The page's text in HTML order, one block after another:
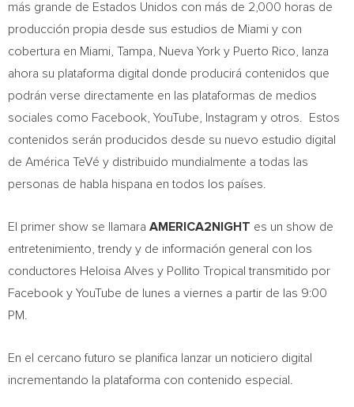
más grande de Estados Unidos con más de 2,000 horas de
producción propia desde sus estudios de Miami y con
cobertura en Miami Tampa Nueva York y Puerto Rico , lanza
ahora su plataforma digital donde producirá contenidos que
podrán verse directamente en las plataformas de medios
sociales como Facebook, YouTube, Instagram y otros. Estos
contenidos serán producidos desde su nuevo estudio digital
de América TeVé y distribuido mundialmente a todas las
personas de habla hispana en todos los países.
El primer show se llamara AMERICA2NIGHT es un show de
entretenimiento, trendy y de información general con los
conductores Heloisa Alves y Pollito Tropical transmitido por
Facebook y YouTube de lunes a viernes a partir de las 9:00
PM
En el cercano futuro se planifica lanzar un noticiero digital
incrementando la plataforma con contenido especial.